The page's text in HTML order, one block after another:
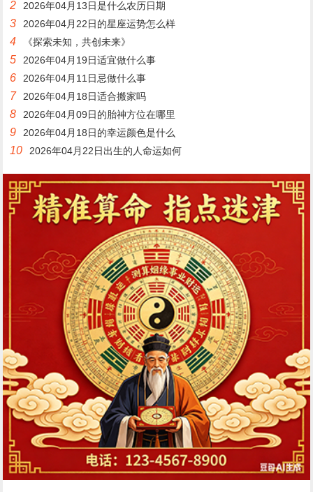
2 2026年04月13日是什么农历日期
3 2026年04月22日的星座运势怎么样
4 《探索未知，共创未来》
5 2026年04月19日适宜做什么事
6 2026年04月11日忌做什么事
7 2026年04月18日适合搬家吗
8 2026年04月09日的胎神方位在哪里
9 2026年04月18日的幸运颜色是什么
10 2026年04月22日出生的人命运如何